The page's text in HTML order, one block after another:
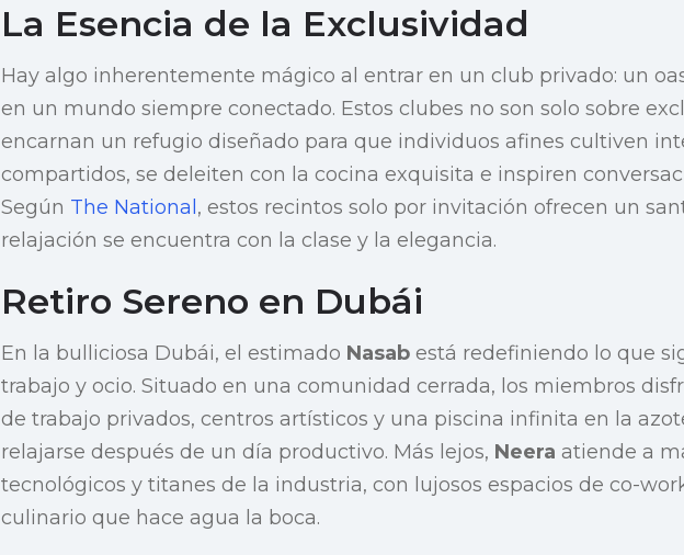
La Esencia de la Exclusividad
Hay algo inherentemente mágico al entrar en un club privado: un
en un mundo siempre conectado. Estos clubes no son solo sobre
encarnan un refugio diseñado para que individuos afines cultiven
compartidos, se deleiten con la cocina exquisita e inspiren
Según The National, estos recintos solo por invitación ofrecen un
relajación se encuentra con la clase y la elegancia.
Retiro Sereno en Dubái
En la bulliciosa Dubái, el estimado Nasab está redefiniendo lo que
trabajo y ocio. Situado en una comunidad cerrada, los miembros
de trabajo privados, centros artísticos y una piscina infinita en la
relajarse después de un día productivo. Más lejos, Neera atiende a
tecnológicos y titanes de la industria, con lujosos espacios de co-
culinario que hace agua la boca.